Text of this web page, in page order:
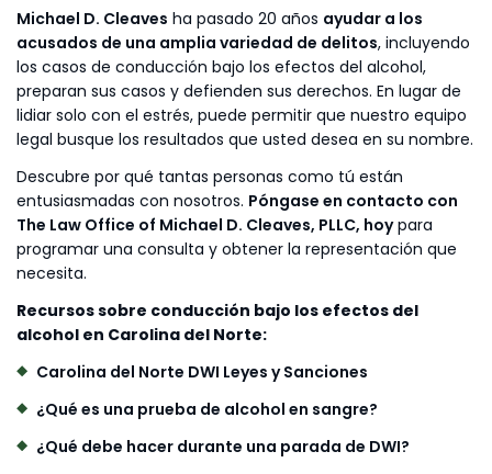
Michael D. Cleaves ha pasado 20 años ayudar a los
acusados de una amplia variedad de delitos, incluyendo
los casos de conducción bajo los efectos del alcohol,
preparan sus casos y defienden sus derechos. En lugar de
lidiar solo con el estrés, puede permitir que nuestro equipo
legal busque los resultados que usted desea en su nombre.
Descubre por qué tantas personas como tú están
entusiasmadas con nosotros. Póngase en contacto con
The Law Office of Michael D. Cleaves, PLLC, hoypara
programar una consulta y obtener la representación que
necesita.
Recursos sobre conducción bajo los efectos del
alcohol en Carolina del Norte:
Carolina del Norte DWI Leyes y Sanciones
¿Qué es una prueba de alcohol en sangre?
¿Qué debe hacer durante una parada de DWI?